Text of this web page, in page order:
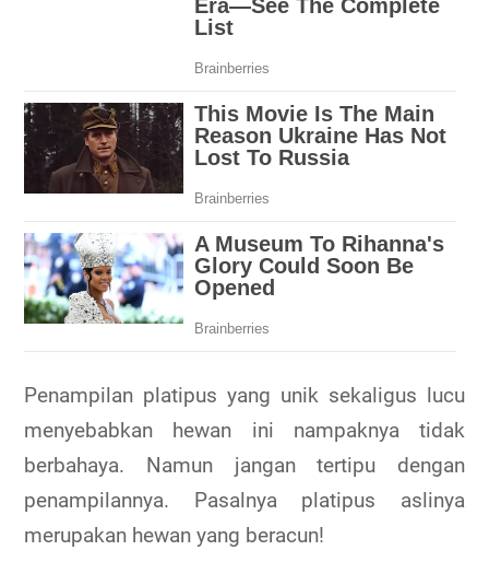
Penampilan platipus yang unik sekaligus lucu
menyebabkan hewan ini nampaknya tidak
berbahaya. Namun jangan tertipu dengan
penampilannya. Pasalnya platipus aslinya
merupakan hewan yang beracun!